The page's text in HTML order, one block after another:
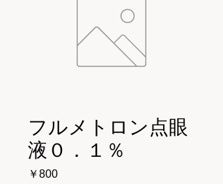
フルメトロン点眼
液０．１％
￥800価